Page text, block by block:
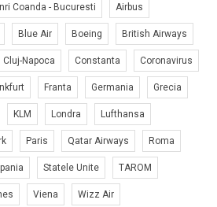
Coanda - Bucuresti Airbus
Blue Air Boeing British Airways
Cluj-Napoca Constanta Coronavirus
Franta Germania Grecia
KLM Londra Lufthansa
Paris Qatar Airways Roma
Statele Unite TAROM
Viena Wizz Air